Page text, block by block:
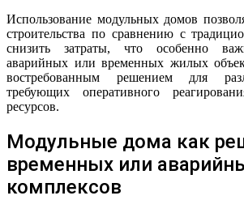
Использование модульных домов
строительства по сравнению с
снизить затраты, что особенно
аварийных или временных жилых
востребованным решением для
требующих оперативного
ресурсов.
Модульные дома как
временных или
комплексов